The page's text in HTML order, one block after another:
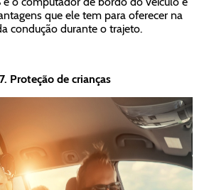
que ele tem para oferecer na
condução durante o trajeto.
7. Proteção de crianças